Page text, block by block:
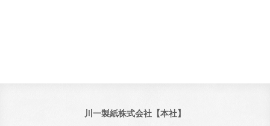
川一製紙株式会社【本社】